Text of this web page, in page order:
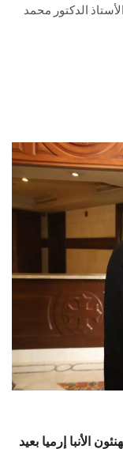
الدكتور محمد
الأنبا إرميا بعيد